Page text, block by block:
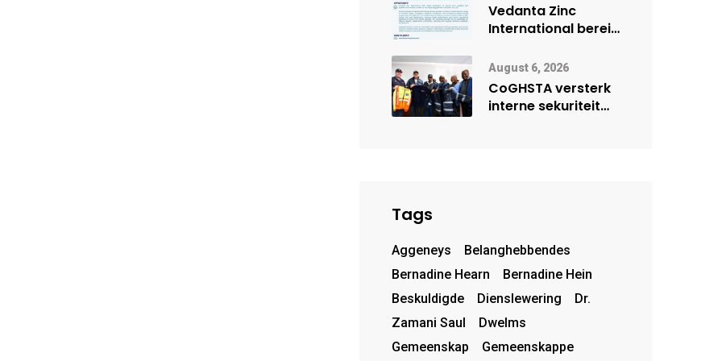
deur Cisco-
vennootskap
Vedanta Zinc
International berei
vir moontlike
herbegin
August 6, 2026
CoGHSTA versterk
interne sekuriteit
Tags
Aggeneys
Belanghebbendes
Bernadine Hearn
Bernadine Hein
Beskuldigde
Dienslewering
Dr.
Zamani Saul
Dwelms
Gemeenskap
Gemeenskappe